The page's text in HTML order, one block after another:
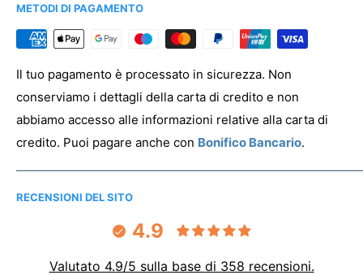
Per registrare la tua associazione clicca
METODI DI PAGAMENTO
Il tuo pagamento è processato in sicurezza. Non
conserviamo i dettagli della carta di credito e non
abbiamo accesso alle informazioni relative alla carta di
credito. Puoi pagare anche con Bonifico Bancario.
RECENSIONI DEL SITO
4.9
Valutato 4.9/5 sulla base di 358 recensioni.